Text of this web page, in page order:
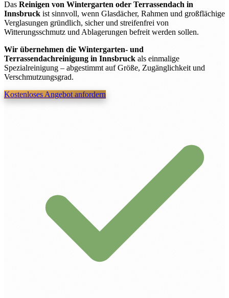
Das Reinigen von Wintergarten oder Terrassendach in
Innsbruck ist sinnvoll, wenn Glasdächer, Rahmen und großflächige
Verglasungen gründlich, sicher und streifenfrei von
Witterungsschmutz und Ablagerungen befreit werden sollen.
Wir übernehmen die Wintergarten- und
Terrassendachreinigung in Innsbruck als einmalige
Spezialreinigung – abgestimmt auf Größe, Zugänglichkeit und
Verschmutzungsgrad.
Kostenloses Angebot anfordern